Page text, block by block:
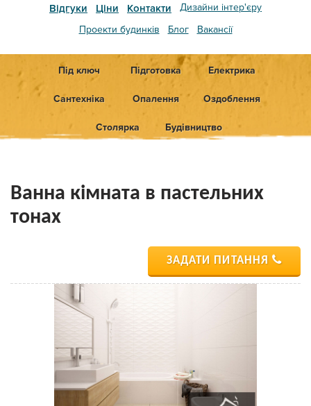
Відгуки
Ціни Контакти
Дизайни інтер'єру
Проекти будинків
Блог Вакансії
Під ключ Підготовка Електрика
Сантехніка Опалення Оздоблення
Столярка Будівництво
Ванна кімната в пастельних
тонах
ЗАДАТИ ПИТАННЯ